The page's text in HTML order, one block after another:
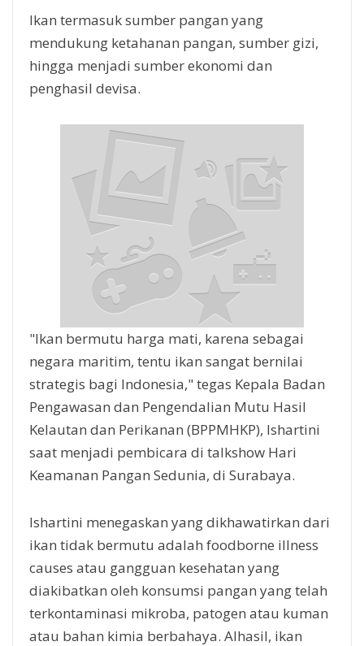
Ikan termasuk sumber pangan yang
mendukung ketahanan pangan, sumber gizi,
hingga menjadi sumber ekonomi dan
penghasil devisa.
"Ikan bermutu harga mati, karena sebagai
negara maritim, tentu ikan sangat bernilai
strategis bagi Indonesia," tegas Kepala Badan
Pengawasan dan Pengendalian Mutu Hasil
Kelautan dan Perikanan (BPPMHKP), Ishartini
saat menjadi pembicara di talkshow Hari
Keamanan Pangan Sedunia, di Surabaya.
Ishartini menegaskan yang dikhawatirkan dari
ikan tidak bermutu adalah foodborne illness
causes atau gangguan kesehatan yang
diakibatkan oleh konsumsi pangan yang telah
terkontaminasi mikroba, patogen atau kuman
atau bahan kimia berbahaya. Alhasil, ikan